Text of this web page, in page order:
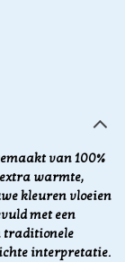
van 100%
warmte,
kleuren vloeien
met een
traditionele
interpretatie.